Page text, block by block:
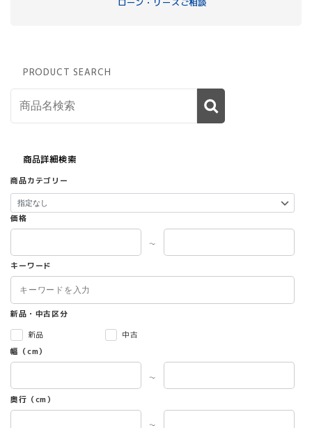
PRODUCT SEARCH
商品詳細検索
商品カテゴリー
価格
～
キーワード
新品・中古区分
新品
中古
幅（cm）
～
奥行（cm）
～